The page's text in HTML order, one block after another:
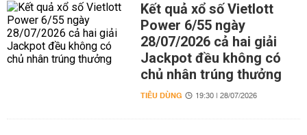
Kết quả xổ số Vietlott
Power 6/55 ngày
28/07/2026 cả hai giải
Jackpot đều không có
chủ nhân trúng thưởng
TIÊU DÙNG 19:30 | 28/07/2026